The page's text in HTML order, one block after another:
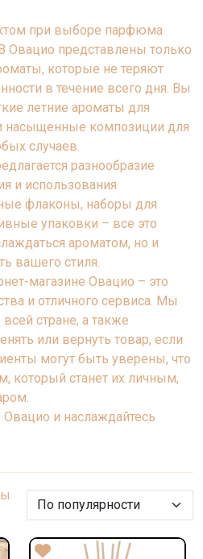
при выборе парфюма
Овацио представлены только
которые не теряют
в течение всего дня. Вы
летние ароматы для
насыщенные композиции для
случаев.
разнообразие
и использования
флаконы, наборы для
упаковки – все это
ароматом, но и
вашего стиля.
магазине Овацио – это
и отличного сервиса. Мы
стране, а также
или вернуть товар, если
могут быть уверены, что
который станет их личным,
и наслаждайтесь